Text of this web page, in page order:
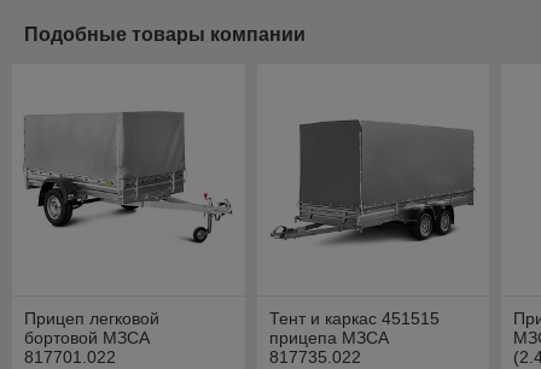
Подобные товары компании
Прицеп легковой
бортовой МЗСА
817701.022
Тент и каркас 451515
прицепа МЗСА
817735.022